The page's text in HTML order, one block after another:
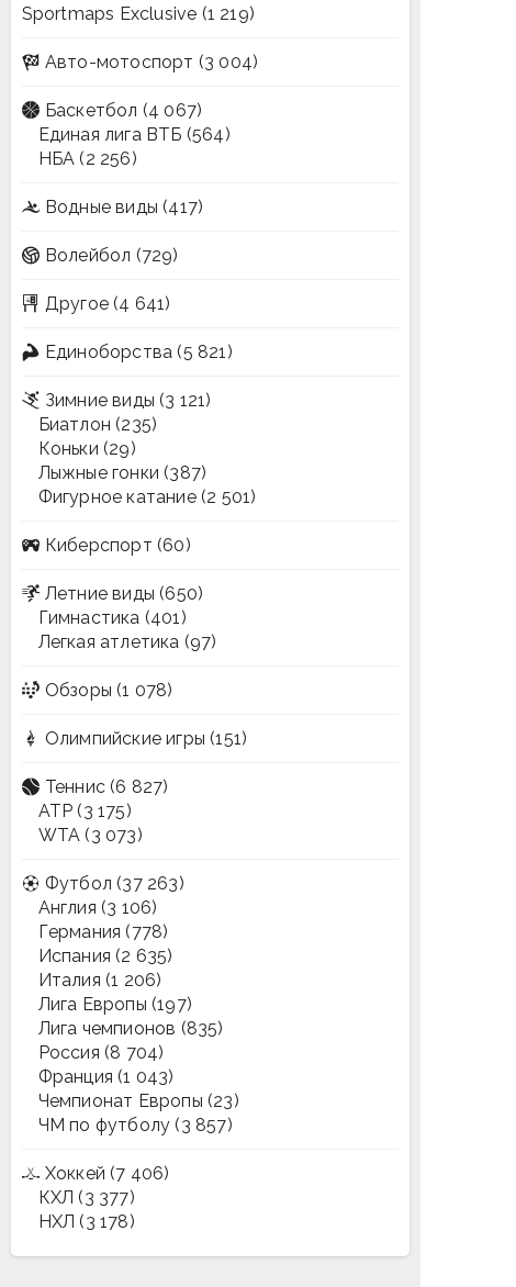
Sportmaps Exclusive (1 219)
Авто-мотоспорт (3 004)
Баскетбол (4 067)
Единая лига ВТБ (564)
НБА (2 256)
Водные виды (417)
Волейбол (729)
Другое (4 641)
Единоборства (5 821)
Зимние виды (3 121)
Биатлон (235)
Коньки (29)
Лыжные гонки (387)
Фигурное катание(2 501)
Киберспорт (60)
Летние виды (650)
Гимнастика (401)
Легкая атлетика (97)
Обзоры (1 078)
Олимпийские игры (151)
Теннис (6 827)
ATP (3 175)
WTA (3 073)
Футбол (37 263)
Англия (3 106)
Германия (778)
Испания (2 635)
Италия (1 206)
Лига Европы (197)
Лига чемпионов (835)
Россия (8 704)
Франция (1 043)
Чемпионат Европы (23)
ЧМ по футболу (3 857)
Хоккей (7 406)
КХЛ (3 377)
НХЛ (3 178)